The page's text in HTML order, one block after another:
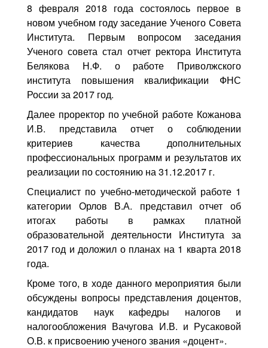
8 февраля 2018 года состоялось первое в
новом учебном году заседание Ученого Совета
Института. Первым вопросом заседания
Ученого совета стал отчет ректора Института
Белякова Н.Ф. о работе Приволжского
института повышения квалификации ФНС
России за 2017 год.
Далее проректор по учебной работе Кожанова
И.В. представила отчет о соблюдении
критериев качества дополнительных
профессиональных программ и результатов их
реализации по состоянию на 31.12.2017 г.
Специалист по учебно-методической работе 1
категории Орлов В.А. представил отчет об
итогах работы в рамках платной
образовательной деятельности Института за
2017 год и доложил о планах на 1 кварта 2018
года.
Кроме того, в ходе данного мероприятия были
обсуждены вопросы представления доцентов,
кандидатов наук кафедры налогов и
налогообложения Вачугова И.В. и Русаковой
О.В. к присвоению ученого звания «доцент».